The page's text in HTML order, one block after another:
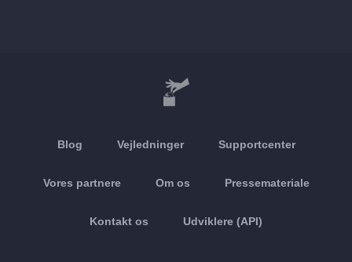
Blog Vejledninger Supportcenter
Vores partnere Om os Pressemateriale
Kontakt os Udviklere (API)